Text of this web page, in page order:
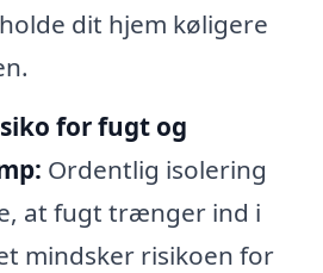
dit hjem køligere
for fugt og
Ordentlig isolering
at fugt trænger ind i
mindsker risikoen for